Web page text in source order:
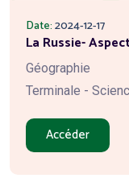
Date:2024-12-17
La Russie-
Géographie
Terminale -
Accéder